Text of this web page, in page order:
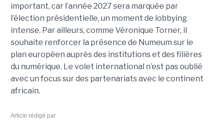
important, car l’année 2027 sera marquée par
l’élection présidentielle, un moment de lobbying
intense. Par ailleurs, comme Véronique Torner, il
souhaite renforcer la présence de Numeum sur le
plan européen auprès des institutions et des filières
du numérique. Le volet international n’est pas oublié
avec un focus sur des partenariats avec le continent
africain.
Article rédigé par